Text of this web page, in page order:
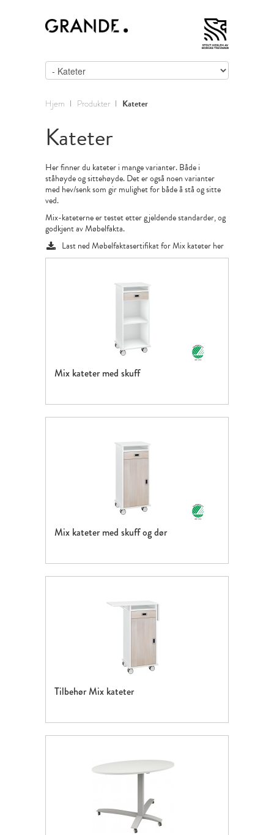
Hjem Produkter Kateter
Kateter
Her finner du kateter i mange varianter. Både i
ståhøyde og sittehøyde. Det er også noen varianter
med hev/senk som gir mulighet for både å stå og sitte
ved.
Mix-kateterne er testet etter gjeldende standarder, og
godkjent av Møbelfakta.
Last ned Møbelfaktasertifikat for Mix kateter her
Mix kateter med skuff
Mix kateter med skuff og dør
Tilbehør Mix kateter